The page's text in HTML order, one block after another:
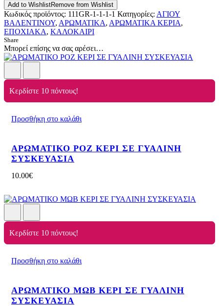
Add to WishlistRemove from Wishlist
Κωδικός προϊόντος: 111GR-1-1-1-1 Κατηγορίες: ΑΓΙΟΥ
ΒΑΛΕΝΤΙΝΟΥ, ΑΡΩΜΑΤΙΚΑ, ΑΡΩΜΑΤΙΚΑ ΚΕΡΙΑ,
ΕΠΟΧΙΑΚΑ, ΚΑΛΟΚΑΙΡΙ
Share
Μπορεί επίσης να σας αρέσει…
Κερδίστε 10 πόντους!
Προσθήκη στο καλάθι
ΑΡΩΜΑΤΙΚΟ ΡΟΖ ΚΕΡΙ ΣΕ ΓΥΑΛΙΝΗ
ΣΥΣΚΕΥΑΣΙΑ
10.00€
Κερδίστε 10 πόντους!
Προσθήκη στο καλάθι
ΑΡΩΜΑΤΙΚΟ ΜΩΒ ΚΕΡΙ ΣΕ ΓΥΑΛΙΝΗ
ΣΥΣΚΕΥΑΣΙΑ